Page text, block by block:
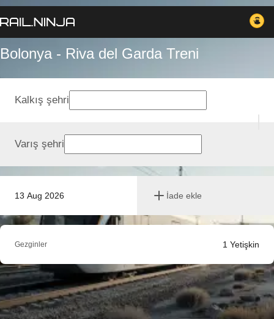
Bolonya - Riva del Garda Treni
13 Aug 2026 İade ekle
Kalkış şehri
Varış şehri
Gezginler 1 Yetişkin